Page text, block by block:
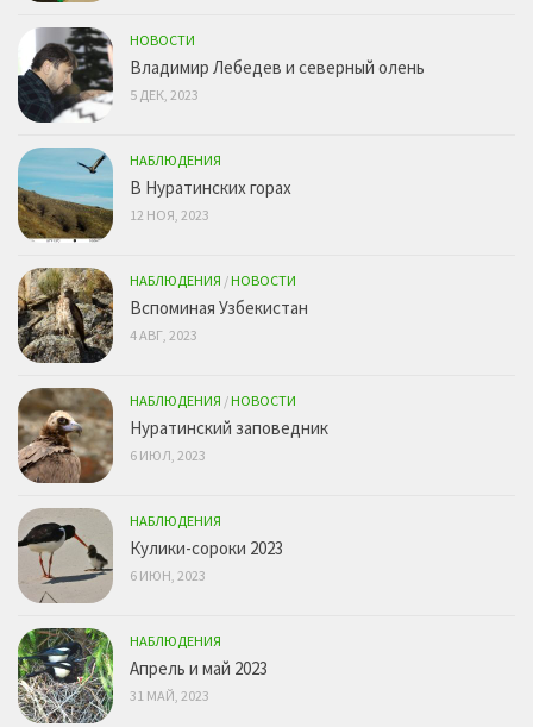
НОВОСТИ
Владимир Лебедев и северный олень
5 ДЕК, 2023
НАБЛЮДЕНИЯ
В Нуратинских горах
12 НОЯ, 2023
НАБЛЮДЕНИЯ /НОВОСТИ
Вспоминая Узбекистан
4 АВГ, 2023
НАБЛЮДЕНИЯ /НОВОСТИ
Нуратинский заповедник
6 ИЮЛ, 2023
НАБЛЮДЕНИЯ
Кулики-сороки 2023
6 ИЮН, 2023
НАБЛЮДЕНИЯ
Апрель и май 2023
31 МАЙ, 2023